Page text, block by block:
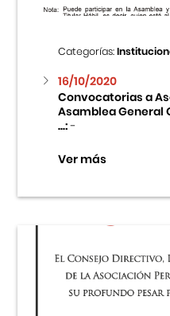
Categorías:
16/10/2020
Convocatorias a
Asamblea General
...:-
Ver más